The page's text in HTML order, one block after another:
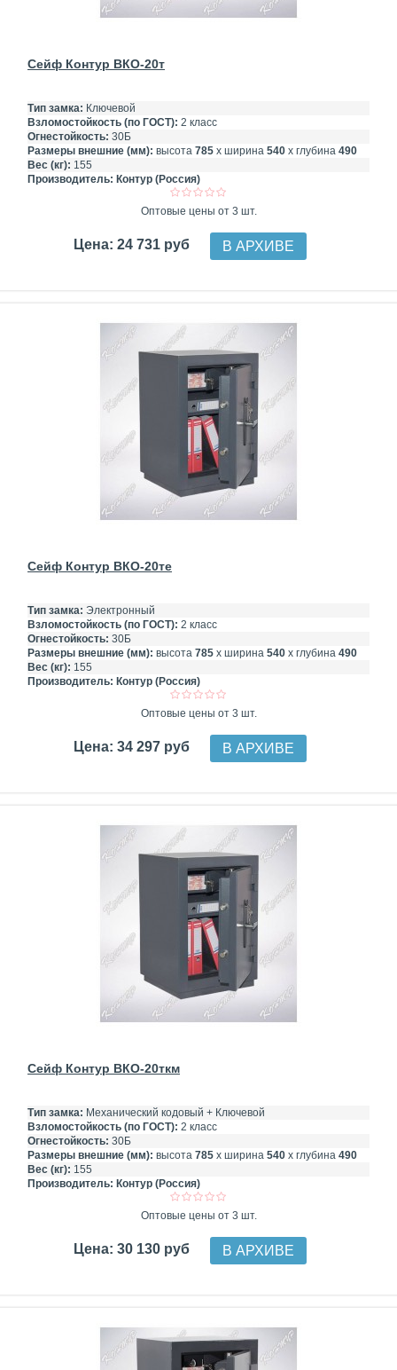
Сейф Контур ВКО-20т
Тип замка: Ключевой
Взломостойкость (по ГОСТ): 2 класс
Огнестойкость: 30Б
Размеры внешние (мм): высота 785 х ширина 540 х глубина 490
Вес (кг): 155
Производитель: Контур (Россия)
Оптовые цены от 3 шт.
Цена: 24 731 руб В АРХИВЕ
Сейф Контур ВКО-20те
Тип замка: Электронный
Взломостойкость (по ГОСТ): 2 класс
Огнестойкость: 30Б
Размеры внешние (мм): высота 785 х ширина 540 х глубина 490
Вес (кг): 155
Производитель: Контур (Россия)
Оптовые цены от 3 шт.
Цена: 34 297 руб В АРХИВЕ
Сейф Контур ВКО-20ткм
Тип замка: Механический кодовый + Ключевой
Взломостойкость (по ГОСТ): 2 класс
Огнестойкость: 30Б
Размеры внешние (мм): высота 785 х ширина 540 х глубина 490
Вес (кг): 155
Производитель: Контур (Россия)
Оптовые цены от 3 шт.
Цена: 30 130 руб В АРХИВЕ